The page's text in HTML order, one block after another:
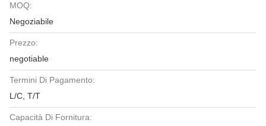
MOQ:
Negoziabile
Prezzo:
negotiable
Termini Di Pagamento:
L/C, T/T
Capacità Di Fornitura: